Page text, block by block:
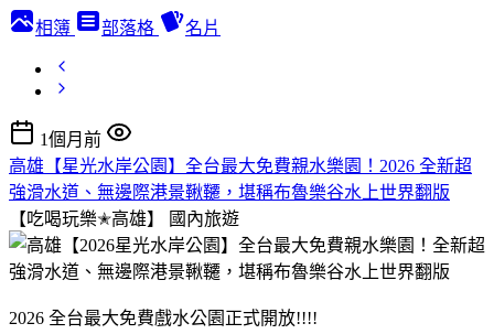
相簿 部落格 名片
1個月前
高雄【星光水岸公園】全台最大免費親水樂園！2026 全新超
強滑水道、無邊際港景鞦韆，堪稱布魯樂谷水上世界翻版
【吃喝玩樂✭高雄】
國內旅遊
2026 全台最大免費戲水公園正式開放!!!!